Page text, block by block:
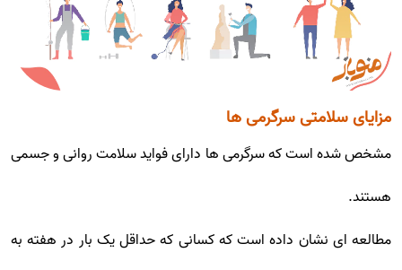
مزایای سلامتی سرگرمی ها
مشخص شده است که سرگرمی ها دارای فواید سلامت روانی و جسمی
هستند.
مطالعه ای نشان داده است که کسانی که حداقل یک بار در هفته به